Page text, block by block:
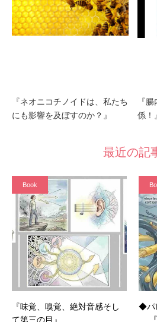
『ネオニコチノイドは、私たち
にも影響を及ぼすのか？』
『
係！』
最近の記
Book
『味覚、嗅覚、絶対音感そし
て第三の目』
◆パ
『